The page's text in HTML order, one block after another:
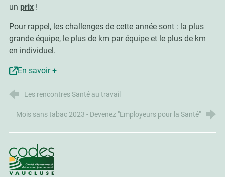
un prix!
Pour rappel, les challenges de cette année sont : la plus
grande équipe, le plus de km par équipe et le plus de km
en individuel.
En savoir +
Les rencontres Santé au travail
Mois sans tabac 2023 - Devenez "Employeurs pour la Santé"
CoDES 84